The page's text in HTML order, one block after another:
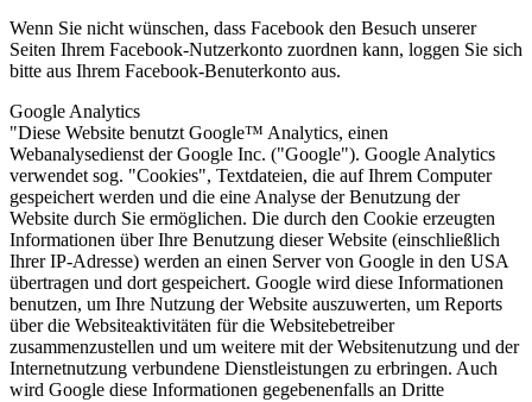
Wenn Sie nicht wünschen, dass Facebook den Besuch unserer
Seiten Ihrem Facebook-Nutzerkonto zuordnen kann, loggen Sie sich
bitte aus Ihrem Facebook-Benuterkonto aus.
Google Analytics
"Diese Website benutzt Google™ Analytics, einen
Webanalysedienst der Google Inc. ("Google"). Google Analytics
verwendet sog. "Cookies", Textdateien, die auf Ihrem Computer
gespeichert werden und die eine Analyse der Benutzung der
Website durch Sie ermöglichen. Die durch den Cookie erzeugten
Informationen über Ihre Benutzung dieser Website (einschließlich
Ihrer IP-Adresse) werden an einen Server von Google in den USA
übertragen und dort gespeichert. Google wird diese Informationen
benutzen, um Ihre Nutzung der Website auszuwerten, um Reports
über die Websiteaktivitäten für die Websitebetreiber
zusammenzustellen und um weitere mit der Websitenutzung und der
Internetnutzung verbundene Dienstleistungen zu erbringen. Auch
wird Google diese Informationen gegebenenfalls an Dritte